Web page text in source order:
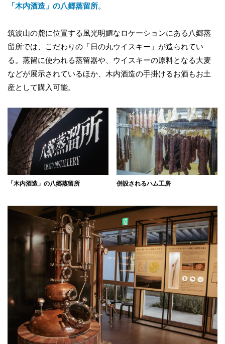
「木内酒造」の八郷蒸留所。
筑波山の麓に位置する風光明媚なロケーションにある八郷蒸
留所では、こだわりの「日の丸ウイスキー」が造られてい
る。蒸留に使われる蒸留器や、ウイスキーの原料となる大麦
などが展示されているほか、木内酒造の手掛けるお酒もお土
産として購入可能。
「木内酒造」の八郷蒸留所 併設されるハム工房